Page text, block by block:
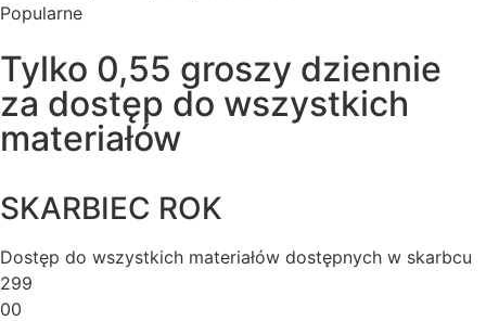
Popularne
Tylko 0,55 groszy dziennie
za dostęp do wszystkich
materiałów
SKARBIEC ROK
Dostęp do wszystkich materiałów dostępnych w skarbcu
299
00